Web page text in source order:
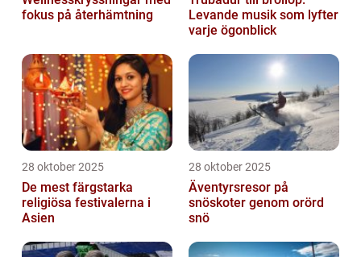
fokus på återhämtning
Levande musik som lyfter
varje ögonblick
28 oktober 2025
De mest färgstarka
religiösa festivalerna i
Asien
28 oktober 2025
Äventyrsresor på
snöskoter genom orörd
snö